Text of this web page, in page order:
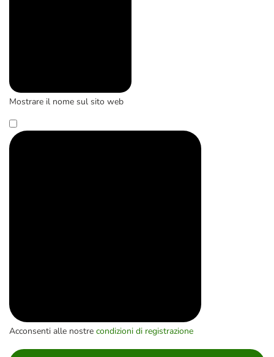
Mostrare il nome sul sito web
Acconsenti alle nostre condizioni di registrazione